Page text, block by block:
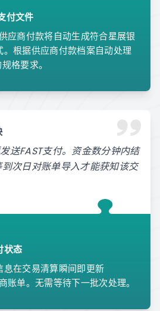
付文件
商付款将自动生成符合星展银
根据供应商付款档案自动处理
格要求。
送FAST支付。资金数分钟内结
次日对账单导入才能获知该交
状态
在交易清算瞬间即更新
单。无需等待下一批次处理。